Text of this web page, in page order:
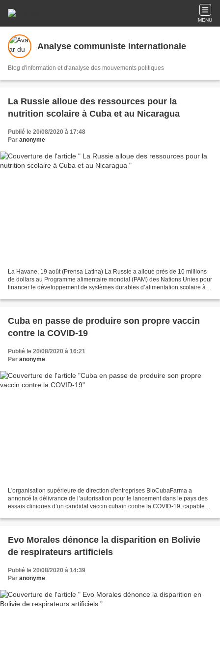
MENU
Analyse communiste internationale
Blog d'information et d'analyse des mouvements politiques
La Russie alloue des ressources pour la
nutrition scolaire à Cuba et au Nicaragua
Publié le 20/08/2020 à 17:48
Par anonyme
La Havane, 19 août (Prensa Latina) La Russie a alloué près de 10 millions
de dollars au Programme alimentaire mondial (PAM) des Nations Unies pour
financer le développement de systèmes durables d’alimentation scolaire à
Cuba en passe de produire son propre vaccin
contre la COVID-19
Publié le 20/08/2020 à 16:21
Par anonyme
L'organisation supérieure de direction d'entreprises BioCubaFarma a
annoncé la délivrance de l’autorisation pour le lancement dans le pays des
essais cliniques d’un candidat vaccin cubain contre la COVID-19, capable
Evo Morales dénonce la disparition en Bolivie
de respirateurs artificiels
Publié le 20/08/2020 à 14:39
Par anonyme